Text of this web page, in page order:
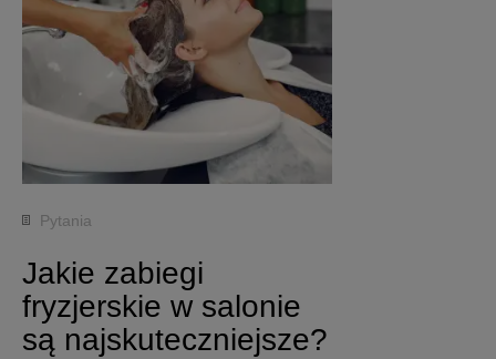
Pytania
Jakie zabiegi
fryzjerskie w salonie
są najskuteczniejsze?